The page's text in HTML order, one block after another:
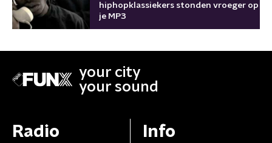
hiphopklassiekers stonden vroeger op
je MP3
your city
your sound
Radio Info